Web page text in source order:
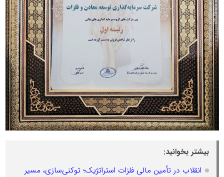
بیشتر بخوانید:
انقلاب در تأمین مالی فلزات استراتژیک؛ توکنی‌سازی، مسیر